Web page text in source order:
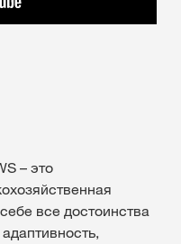
– это
все достоинства